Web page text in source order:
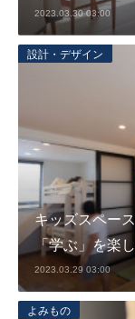
2023.03.30 03:00
設計・デザイン
キッズスペー
「学ぶ」を楽
2023.03.29 03:00
よみもの